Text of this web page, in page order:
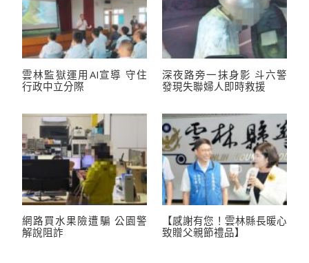
雲林監獄運用AI宣導 守住
行政中立分際
深夜路旁一抹身影 斗六警
發現失聯婦人即時救援
網路買水果險遭騙 公園警
解說阻詐
【感謝有您！雲林縣長暖心
致贈父親節禮品】